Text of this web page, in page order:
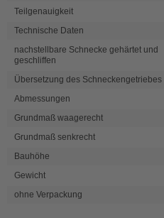
Teilgenauigkeit
Technische Daten
nachstellbare Schnecke gehärtet und
geschliffen
Übersetzung des Schneckengetriebes
Abmessungen
Grundmaß waagerecht
Grundmaß senkrecht
Bauhöhe
Gewicht
ohne Verpackung